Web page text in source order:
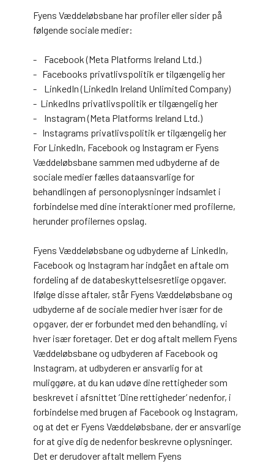
Fyens Væddeløbsbane har profiler eller sider på
følgende sociale medier:
- Facebook (Meta Platforms Ireland Ltd.)
- Facebooks privatlivspolitik er tilgængelig her
- LinkedIn (LinkedIn Ireland Unlimited Company)
- LinkedIns privatlivspolitik er tilgængelig her
- Instagram (Meta Platforms Ireland Ltd.)
- Instagrams privatlivspolitik er tilgængelig her
For LinkedIn, Facebook og Instagram er Fyens
Væddeløbsbane sammen med udbyderne af de
sociale medier fælles dataansvarlige for
behandlingen af personoplysninger indsamlet i
forbindelse med dine interaktioner med profilerne,
herunder profilernes opslag.
Fyens Væddeløbsbane og udbyderne af LinkedIn,
Facebook og Instagram har indgået en aftale om
fordeling af de databeskyttelsesretlige opgaver.
Ifølge disse aftaler, står Fyens Væddeløbsbane og
udbyderne af de sociale medier hver især for de
opgaver, der er forbundet med den behandling, vi
hver især foretager. Det er dog aftalt mellem Fyens
Væddeløbsbane og udbyderen af Facebook og
Instagram, at udbyderen er ansvarlig for at
muliggøre, at du kan udøve dine rettigheder som
beskrevet i afsnittet ’Dine rettigheder’ nedenfor, i
forbindelse med brugen af Facebook og Instagram,
og at det er Fyens Væddeløbsbane, der er ansvarlige
for at give dig de nedenfor beskrevne oplysninger.
Det er derudover aftalt mellem Fyens